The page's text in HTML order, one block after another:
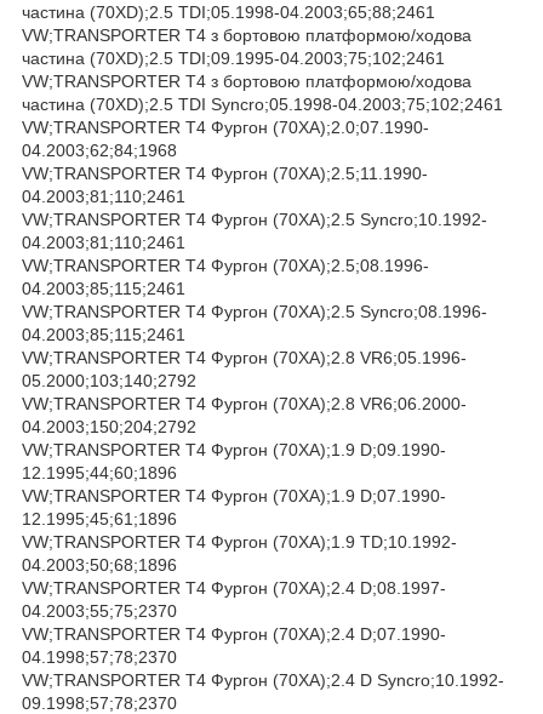
частина (70XD);2.5 TDI;05.1998-04.2003;65;88;2461
VW;TRANSPORTER T4 з бортовою платформою/ходова
частина (70XD);2.5 TDI;09.1995-04.2003;75;102;2461
VW;TRANSPORTER T4 з бортовою платформою/ходова
частина (70XD);2.5 TDI Syncro;05.1998-04.2003;75;102;2461
VW;TRANSPORTER T4 Фургон (70XA);2.0;07.1990-
04.2003;62;84;1968
VW;TRANSPORTER T4 Фургон (70XA);2.5;11.1990-
04.2003;81;110;2461
VW;TRANSPORTER T4 Фургон (70XA);2.5 Syncro;10.1992-
04.2003;81;110;2461
VW;TRANSPORTER T4 Фургон (70XA);2.5;08.1996-
04.2003;85;115;2461
VW;TRANSPORTER T4 Фургон (70XA);2.5 Syncro;08.1996-
04.2003;85;115;2461
VW;TRANSPORTER T4 Фургон (70XA);2.8 VR6;05.1996-
05.2000;103;140;2792
VW;TRANSPORTER T4 Фургон (70XA);2.8 VR6;06.2000-
04.2003;150;204;2792
VW;TRANSPORTER T4 Фургон (70XA);1.9 D;09.1990-
12.1995;44;60;1896
VW;TRANSPORTER T4 Фургон (70XA);1.9 D;07.1990-
12.1995;45;61;1896
VW;TRANSPORTER T4 Фургон (70XA);1.9 TD;10.1992-
04.2003;50;68;1896
VW;TRANSPORTER T4 Фургон (70XA);2.4 D;08.1997-
04.2003;55;75;2370
VW;TRANSPORTER T4 Фургон (70XA);2.4 D;07.1990-
04.1998;57;78;2370
VW;TRANSPORTER T4 Фургон (70XA);2.4 D Syncro;10.1992-
09.1998;57;78;2370